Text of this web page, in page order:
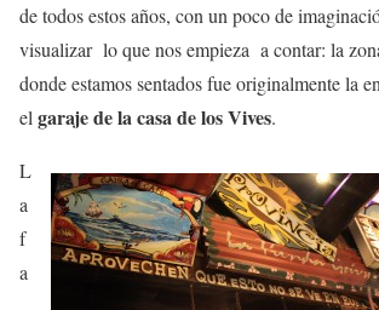
de todos estos años, con un poco de
visualizar lo que nos empieza a contar: la
donde estamos sentados fue originalmente la
el garaje de la casa de los Vives.
L
a
f
a